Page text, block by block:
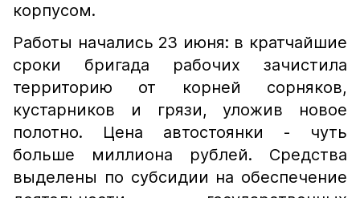
корпусом.
Работы начались 23 июня: в кратчайшие
сроки бригада рабочих зачистила
территорию от корней сорняков,
кустарников и грязи, уложив новое
полотно. Цена автостоянки - чуть
больше миллиона рублей. Средства
выделены по субсидии на обеспечение